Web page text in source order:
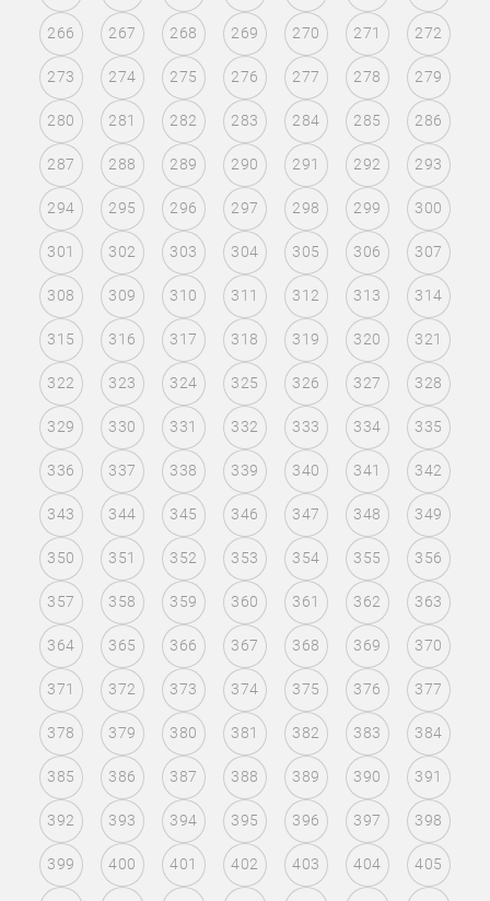
266 267 268 269 270 271 272
273 274 275 276 277 278 279
280 281 282 283 284 285 286
287 288 289 290 291 292 293
294 295 296 297 298 299 300
301 302 303 304 305 306 307
308 309 310 311 312 313 314
315 316 317 318 319 320 321
322 323 324 325 326 327 328
329 330 331 332 333 334 335
336 337 338 339 340 341 342
343 344 345 346 347 348 349
350 351 352 353 354 355 356
357 358 359 360 361 362 363
364 365 366 367 368 369 370
371 372 373 374 375 376 377
378 379 380 381 382 383 384
385 386 387 388 389 390 391
392 393 394 395 396 397 398
399 400 401 402 403 404 405